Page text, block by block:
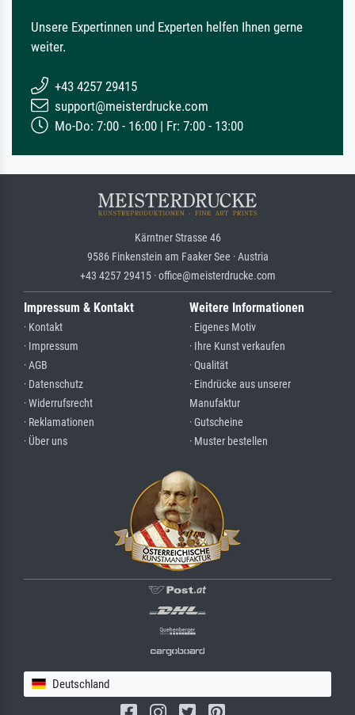
Unsere Expertinnen und Experten helfen Ihnen gerne
weiter.
+43 4257 29415
support@meisterdrucke.com
Mo-Do: 7:00 - 16:00 | Fr: 7:00 - 13:00
Kärntner Strasse 46
9586 Finkenstein am Faaker See · Austria
+43 4257 29415 · office@meisterdrucke.com
Impressum & Kontakt
· Kontakt
· Impressum
· AGB
· Datenschutz
· Widerrufsrecht
· Reklamationen
· Über uns
Weitere Informationen
· Eigenes Motiv
· Ihre Kunst verkaufen
· Qualität
· Eindrücke aus unserer
Manufaktur
· Gutscheine
· Muster bestellen
Deutschland